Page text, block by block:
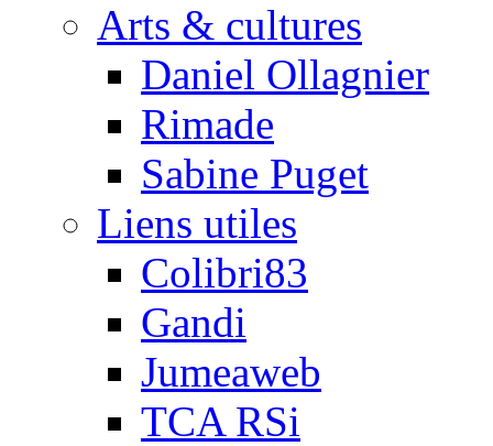
Arts & cultures
Daniel Ollagnier
Rimade
Sabine Puget
Liens utiles
Colibri83
Gandi
Jumeaweb
TCA RSi